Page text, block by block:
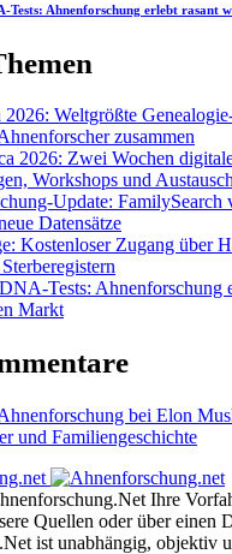
Tests: Ahnenforschung erlebt rasant
2026: Weltgrößte
zusammen
2026: Zwei Wochen
Workshops und Austausch
Update: FamilySearch
Datensätze
Kostenloser Zugang über
Tests: Ahnenforschung
Markt
bei Elon
und Familiengeschichte
Ihre
Quellen oder über einen
ist unabhängig, objektiv